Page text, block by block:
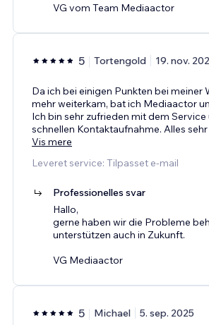
VG vom Team Mediaactor
5 Tortengold 19. nov.
Da ich bei einigen Punkten bei meiner
mehr weiterkam, bat ich Mediaactor
Ich bin sehr zufrieden mit dem Service
schnellen Kontaktaufnahme. Alles
Vis mere
Leveret service: Tilpasset e-mail
Professionelles svar
Hallo,
gerne haben wir die Probleme
unterstützen auch in Zukunft.
VG Mediaactor
5 Michael 5. sep. 2025